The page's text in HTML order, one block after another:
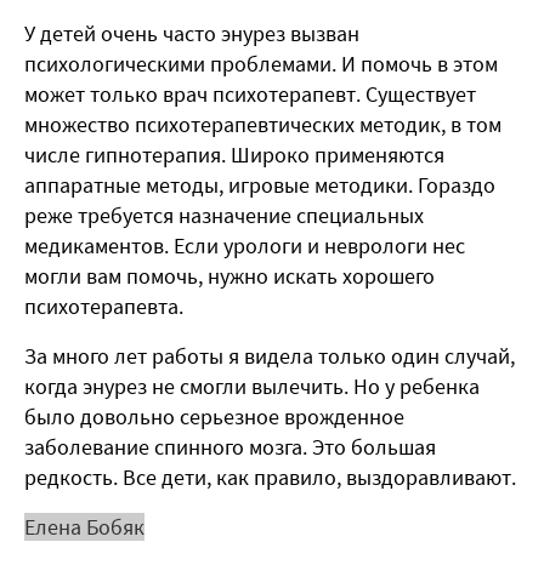
У детей очень часто энурез вызван
психологическими проблемами. И помочь в этом
может только врач психотерапевт. Существует
множество психотерапевтических методик, в том
числе гипнотерапия. Широко применяются
аппаратные методы, игровые методики. Гораздо
реже требуется назначение специальных
медикаментов. Если урологи и неврологи нес
могли вам помочь, нужно искать хорошего
психотерапевта.
За много лет работы я видела только один случай,
когда энурез не смогли вылечить. Но у ребенка
было довольно серьезное врожденное
заболевание спинного мозга. Это большая
редкость. Все дети, как правило, выздоравливают.
Елена Бобяк